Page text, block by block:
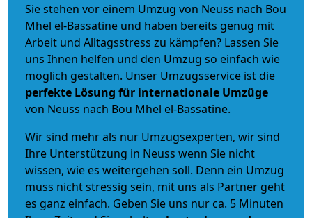
Sie stehen vor einem Umzug von Neuss nach Bou
Mhel el-Bassatine und haben bereits genug mit
Arbeit und Alltagsstress zu kämpfen? Lassen Sie
uns Ihnen helfen und den Umzug so einfach wie
möglich gestalten. Unser Umzugsservice ist die
perfekte Lösung für internationale Umzüge
von Neuss nach Bou Mhel el-Bassatine.
Wir sind mehr als nur Umzugsexperten, wir sind
Ihre Unterstützung in Neuss wenn Sie nicht
wissen, wie es weitergehen soll. Denn ein Umzug
muss nicht stressig sein, mit uns als Partner geht
es ganz einfach. Geben Sie uns nur ca. 5 Minuten